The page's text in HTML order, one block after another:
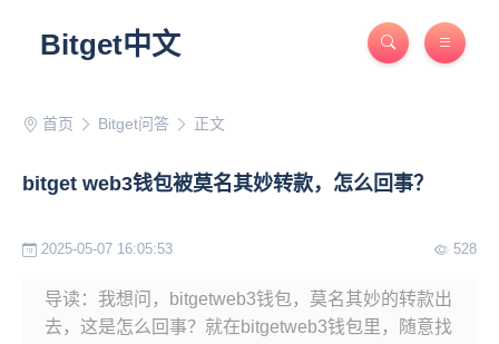
Bitget中文
首页 Bitget问答 正文
bitget web3钱包被莫名其妙转款，怎么回事？
2025-05-07 16:05:53 528
导读：我想问，bitgetweb3钱包，莫名其妙的转款出
去，这是怎么回事？就在bitgetweb3钱包里，随意找